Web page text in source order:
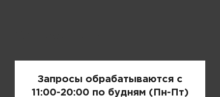
Запросы обрабатываются с
11:00-20:00 по будням (Пн-Пт)